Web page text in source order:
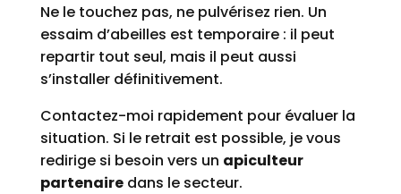
Ne le touchez pas, ne pulvérisez rien. Un
essaim d’abeilles est temporaire : il peut
repartir tout seul, mais il peut aussi
s’installer définitivement.
Contactez-moi rapidement pour évaluer la
situation. Si le retrait est possible, je vous
redirige si besoin vers un apiculteur
partenairedans le secteur.